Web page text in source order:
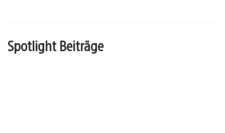
Spotlight Beiträge